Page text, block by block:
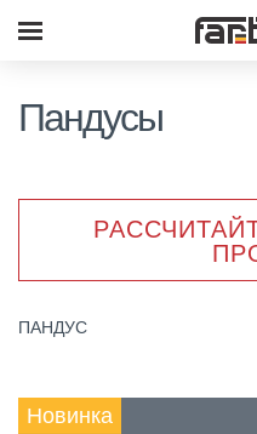
Пандусы
ПАНДУС
Новинка